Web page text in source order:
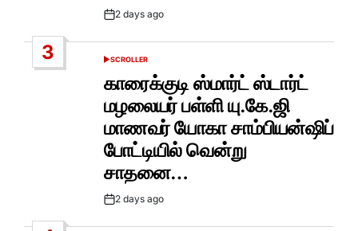
Post2 days ago
3
POSTED
SCROLLER
காரைக்குடி ஸ்மார்ட் ஸ்டார்ட்
மழலையர் பள்ளி யு.கே.ஜி
மாணவர் யோகா சாம்பியன்ஷிப்
போட்டியில் வென்று
சாதனை…
Post2 days ago